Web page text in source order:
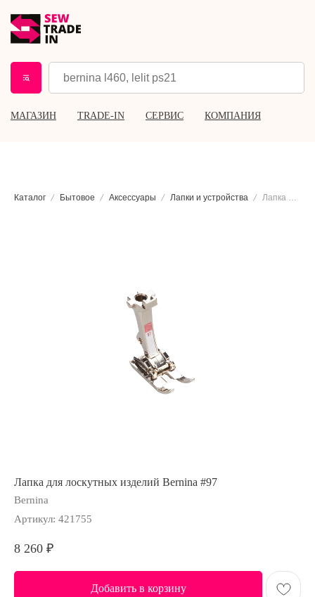
МАГАЗИН TRADE-IN СЕРВИС КОМПАНИЯ
Каталог Бытовое Аксессуары Лапки и устройства
Лапка для лоскутных изделий Bernina #97
Bernina
Артикул: 421755
8 260 ₽
Добавить в корзину